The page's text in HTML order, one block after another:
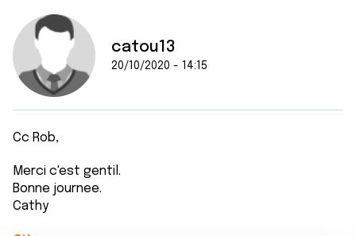
catou13
20/10/2020 - 14:15
Cc Rob,
Merci c'est gentil.
Bonne journee.
Cathy